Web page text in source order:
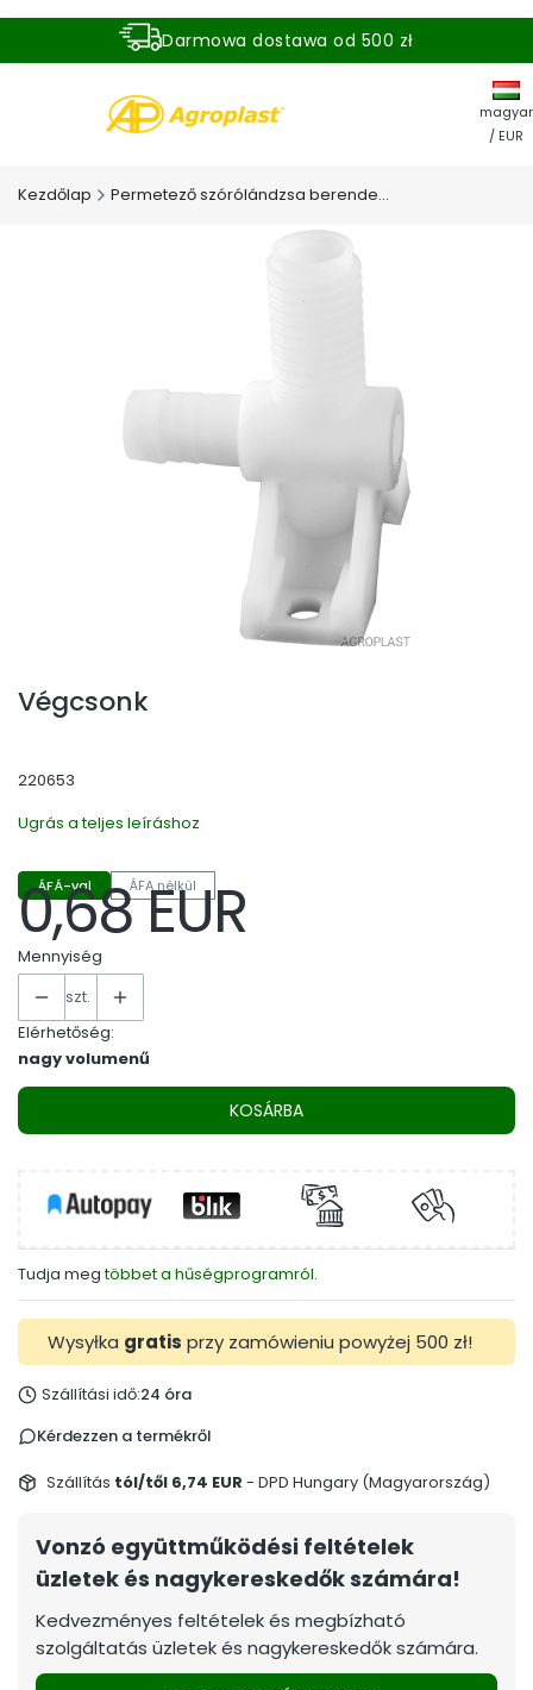
Darmowa dostawa od 500 zł
magyar
/ EUR
Kezdőlap Permetező szórólándzsa berendezés
Végcsonk
220653
Ugrás a teljes leíráshoz
ÁFÁ-val ÁFA nélkül
Ár
0,68 EUR
Mennyiség
szt.
Elérhetőség:
nagy volumenű
KOSÁRBA
Tudja megtöbbet a hűségprogramról.
Wysyłka gratis przy zamówieniu powyżej 500 zł!
Szállítási idő:24 óra
Kérdezzen a termékről
Szállítás tól/től 6,74 EUR - DPD Hungary (Magyarország)
Vonzó együttműködési feltételek
üzletek és nagykereskedők számára!
Kedvezményes feltételek és megbízható
szolgáltatás üzletek és nagykereskedők számára.